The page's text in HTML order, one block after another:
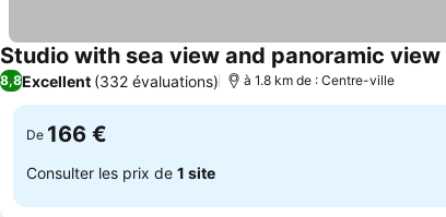
Studio with sea view and panoramic view
8,8Excellent (332 évaluations) à 1.8 km de : Centre-ville
De 166 €
Consulter les prix de 1 site